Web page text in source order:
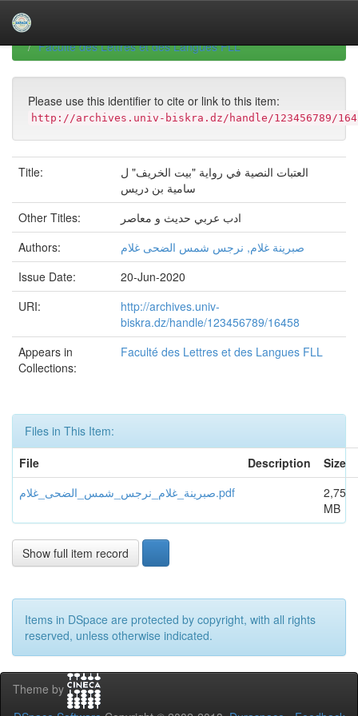
navigationUniversity of Biskra Repository
Faculté des Lettres et des Langues FLL
Please use this identifier to cite or link to this item:
http://archives.univ-biskra.dz/handle/123456789/
Title:
العتبات النصية في رواية "بيت الخريف" ل
سامية بن دريس
Other Titles:
ادب عربي حديث و معاصر
Authors:
صبرينة غلام, نرجس شمس الضحى غلام
Issue Date:
20-Jun-2020
URI:
http://archives.univ-
biskra.dz/handle/123456789/16458
Appears in
Collections:
Faculté des Lettres et des Langues FLL
Files in This Item:
File
Description
Size
صبرينة_غلام_نرجس_شمس_الضحى_غلام.pdf
2,75
MB
Show full item record
Items in DSpace are protected by copyright, with all rights
reserved, unless otherwise indicated.
Theme by